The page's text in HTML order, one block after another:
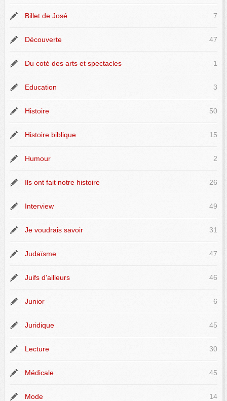
Billet de José 7
Découverte 47
Du coté des arts et spectacles 1
Education 3
Histoire 50
Histoire biblique 15
Humour 2
Ils ont fait notre histoire 26
Interview 49
Je voudrais savoir 31
Judaïsme 47
Juifs d'ailleurs 46
Junior 6
Juridique 45
Lecture 30
Médicale 45
Mode 14